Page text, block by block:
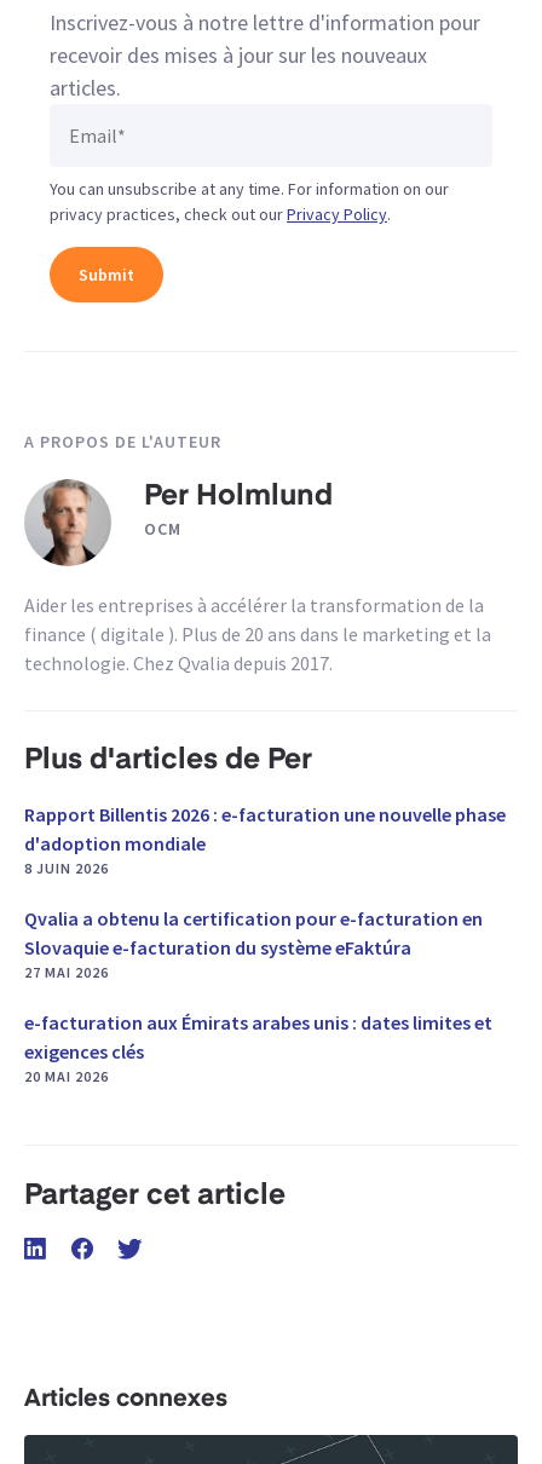
Inscrivez-vous à notre lettre d'information pour
recevoir des mises à jour sur les nouveaux
articles.
You can unsubscribe at any time. For information on our
privacy practices, check out ourPrivacy Policy.
A PROPOS DE L'AUTEUR
Per Holmlund
OCM
Aider les entreprises à accélérer la transformation de la
finance ( digitale ). Plus de 20 ans dans le marketing et la
technologie. Chez Qvalia depuis 2017.
Plus d'articles de Per
Rapport Billentis 2026 : e-facturation une nouvelle phase
d'adoption mondiale
8 JUIN 2026
Qvalia a obtenu la certification pour e-facturation en
Slovaquie e-facturation du système eFaktúra
27 MAI 2026
e-facturation aux Émirats arabes unis : dates limites et
exigences clés
20 MAI 2026
Partager cet article
Articles connexes